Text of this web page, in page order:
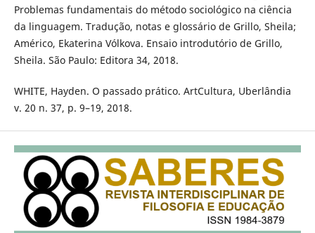
Problemas fundamentais do método sociológico na ciência
da linguagem. Tradução, notas e glossário de Grillo, Sheila;
Américo, Ekaterina Vólkova. Ensaio introdutório de Grillo,
Sheila. São Paulo: Editora 34, 2018.
WHITE, Hayden. O passado prático. ArtCultura, Uberlândia
v. 20 n. 37, p. 9–19, 2018.